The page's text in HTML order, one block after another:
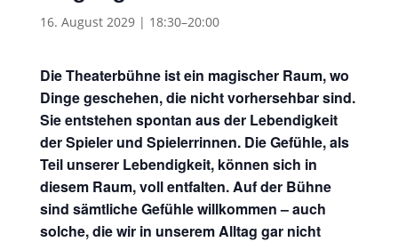
16. August 2029 | 18:30–20:00
Die Theaterbühne ist ein magischer Raum, wo
Dinge geschehen, die nicht vorhersehbar sind.
Sie entstehen spontan aus der Lebendigkeit
der Spieler und Spielerrinnen. Die Gefühle, als
Teil unserer Lebendigkeit, können sich in
diesem Raum, voll entfalten. Auf der Bühne
sind sämtliche Gefühle willkommen – auch
solche, die wir in unserem Alltag gar nicht